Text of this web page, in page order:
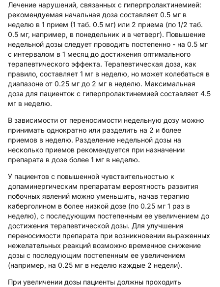
Лечение нарушений, связанных с гиперпролактинемией:
рекомендуемая начальная доза составляет 0.5 мг в
неделю в 1 прием (1 таб. 0.5 мг) или 2 приема (по 1/2 таб.
0.5 мг, например, в понедельник и в четверг). Повышение
недельной дозы следует проводить постепенно - на 0.5 мг
с интервалом в 1 месяц до достижения оптимального
терапевтического эффекта. Терапевтическая доза, как
правило, составляет 1 мг в неделю, но может колебаться в
диапазоне от 0.25 мг до 2 мг в неделю. Максимальная
доза для пациенток с гиперпролактинемией составляет 4.5
мг в неделю.
В зависимости от переносимости недельную дозу можно
принимать однократно или разделить на 2 и более
приемов в неделю. Разделение недельной дозы на
несколько приемов рекомендуется при назначении
препарата в дозе более 1 мг в неделю.
У пациентов с повышенной чувствительностью к
допаминергическим препаратам вероятность развития
побочных явлений можно уменьшить, начав терапию
каберголином в более низкой дозе (по 0.25 мг 1 раз в
неделю), с последующим постепенным ее увеличением до
достижения терапевтической дозы. Для улучшения
переносимости препарата при возникновении выраженных
нежелательных реакций возможно временное снижение
дозы с последующим постепенным ее увеличением
(например, на 0.25 мг в неделю каждые 2 недели).
При увеличении дозы пациенты должны проходить